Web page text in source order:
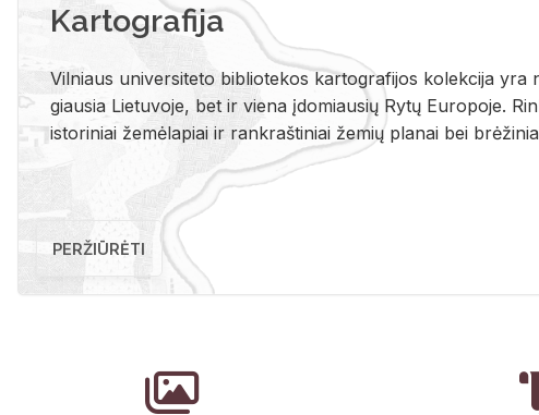
Kartografija
Vil­niaus uni­ver­si­te­to bi­b­lio­te­kos kar­to­gra­fi­jos ko­lek­ci­ja
giau­sia Lie­tu­vo­je, bet ir vie­na įdo­miau­sių Rytų Eu­ro­po­je.
is­to­ri­niai že­mė­la­piai ir rank­raš­ti­niai že­mių pla­nai bei
PERŽIŪRĖTI